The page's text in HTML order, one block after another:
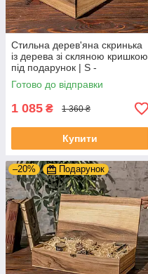
Стильна дерев'яна скринька
із дерева зі скляною кришкою
під подарунок | S -
180x141x82 мм;
Готово до відправки
1 085 ₴ 1 360 ₴
Купити
–20% Подарунок